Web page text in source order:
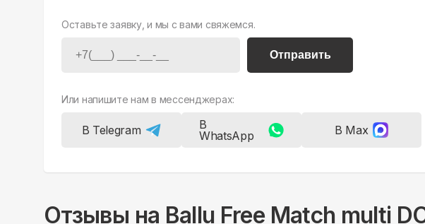
Оставьте заявку, и мы с вами свяжемся.
Отправить
Или напишите нам в мессенджерах:
В Telegram
В
WhatsApp
В Max
Отзывы на Ballu Free Match multi